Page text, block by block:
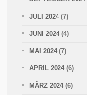
JULI 2024 (7)
JUNI 2024 (4)
MAI 2024 (7)
APRIL 2024 (6)
MÄRZ 2024 (6)